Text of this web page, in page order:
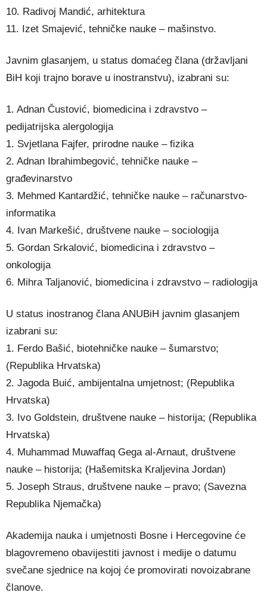
10. Radivoj Mandić, arhitektura
11. Izet Smajević, tehničke nauke – mašinstvo.
Javnim glasanjem, u status domaćeg člana (državljani
BiH koji trajno borave u inostranstvu), izabrani su:
1. Adnan Čustović, biomedicina i zdravstvo –
pedijatrijska alergologija
1. Svjetlana Fajfer, prirodne nauke – fizika
2. Adnan Ibrahimbegović, tehničke nauke –
građevinarstvo
3. Mehmed Kantardžić, tehničke nauke – računarstvo-
informatika
4. Ivan Markešić, društvene nauke – sociologija
5. Gordan Srkalović, biomedicina i zdravstvo –
onkologija
6. Mihra Taljanović, biomedicina i zdravstvo – radiologija
U status inostranog člana ANUBiH javnim glasanjem
izabrani su:
1. Ferdo Bašić, biotehničke nauke – šumarstvo;
(Republika Hrvatska)
2. Jagoda Buić, ambijentalna umjetnost; (Republika
Hrvatska)
3. Ivo Goldstein, društvene nauke – historija; (Republika
Hrvatska)
4. Muhammad Muwaffaq Gega al-Arnaut, društvene
nauke – historija; (Hašemitska Kraljevina Jordan)
5. Joseph Straus, društvene nauke – pravo; (Savezna
Republika Njemačka)
Akademija nauka i umjetnosti Bosne i Hercegovine će
blagovremeno obavijestiti javnost i medije o datumu
svečane sjednice na kojoj će promovirati novoizabrane
članove.